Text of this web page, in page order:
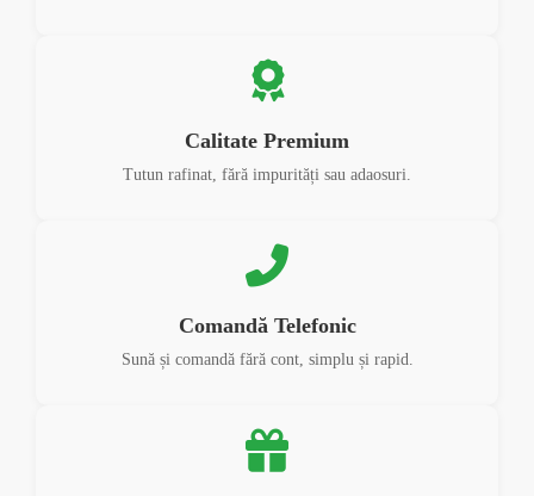
Calitate Premium
Tutun rafinat, fără impurități sau adaosuri.
Comandă Telefonic
Sună și comandă fără cont, simplu și rapid.